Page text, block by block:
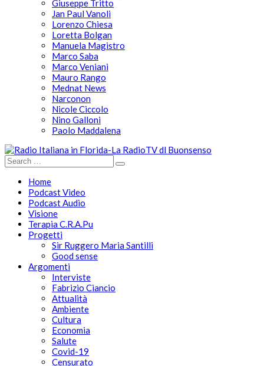
Giuseppe Tritto
Jan Paul Vanoli
Lorenzo Chiesa
Loretta Bolgan
Manuela Magistro
Marco Saba
Marco Veniani
Mauro Rango
Mednat News
Narconon
Nicole Ciccolo
Nino Galloni
Paolo Maddalena
Home
Podcast Video
Podcast Audio
Visione
Terapia C.R.A.Pu
Progetti
Sir Ruggero Maria Santilli
Good sense
Argomenti
Interviste
Fabrizio Ciancio
Attualità
Ambiente
Cultura
Economia
Salute
Covid-19
Censurato